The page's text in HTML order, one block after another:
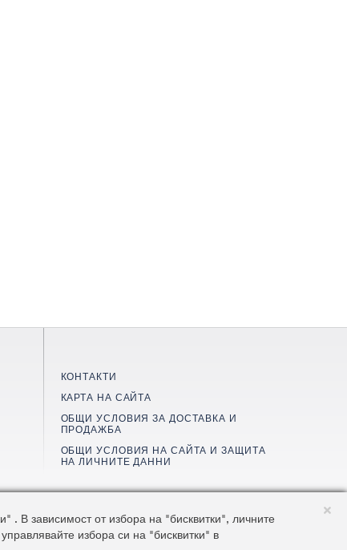
КОНТАКТИ
КАРТА НА САЙТА
ОБЩИ УСЛОВИЯ ЗА ДОСТАВКА И
ПРОДАЖБА
ОБЩИ УСЛОВИЯ НА САЙТА И ЗАЩИТА
НА ЛИЧНИТЕ ДАННИ
. В зависимост от избора на "бисквитки", личните
избора си на "бисквитки" в